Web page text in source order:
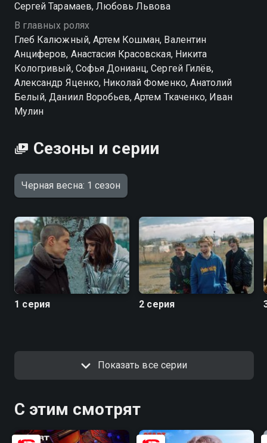
Сергей Тарамаев, Любовь Львова
В главных ролях
Глеб Калюжный, Артем Кошман, Валентин
Анциферов, Анастасия Красовская, Никита
Кологривый, Софья Донианц, Сергей Гилёв,
Александр Яценко, Николай Фоменко, Анатолий
Белый, Даниил Воробьев, Артем Ткаченко, Иван
Мулин
Сезоны и серии
Черная весна: 1 сезон
1 серия 2 серия
Показать все серии
С этим смотрят